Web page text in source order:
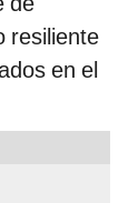
resiliente
en el